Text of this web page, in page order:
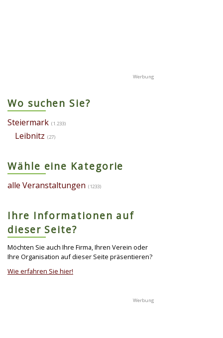
Wo suchen Sie?
Steiermark (1.233)
Leibnitz (27)
Wähle eine Kategorie
alle Veranstaltungen (1233)
Ihre Informationen auf
dieser Seite?
Möchten Sie auch Ihre Firma, Ihren Verein oder
Ihre Organisation auf dieser Seite präsentieren?
Wie erfahren Sie hier!